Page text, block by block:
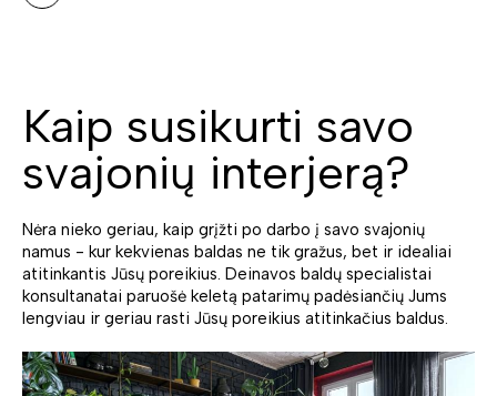
Kaip susikurti savo
svajonių interjerą?
Nėra nieko geriau, kaip grįžti po darbo į savo svajonių
namus - kur kekvienas baldas ne tik gražus, bet ir idealiai
atitinkantis Jūsų poreikius. Deinavos baldų specialistai
konsultanatai paruošė keletą patarimų padėsiančių Jums
lengviau ir geriau rasti Jūsų poreikius atitinkačius baldus.